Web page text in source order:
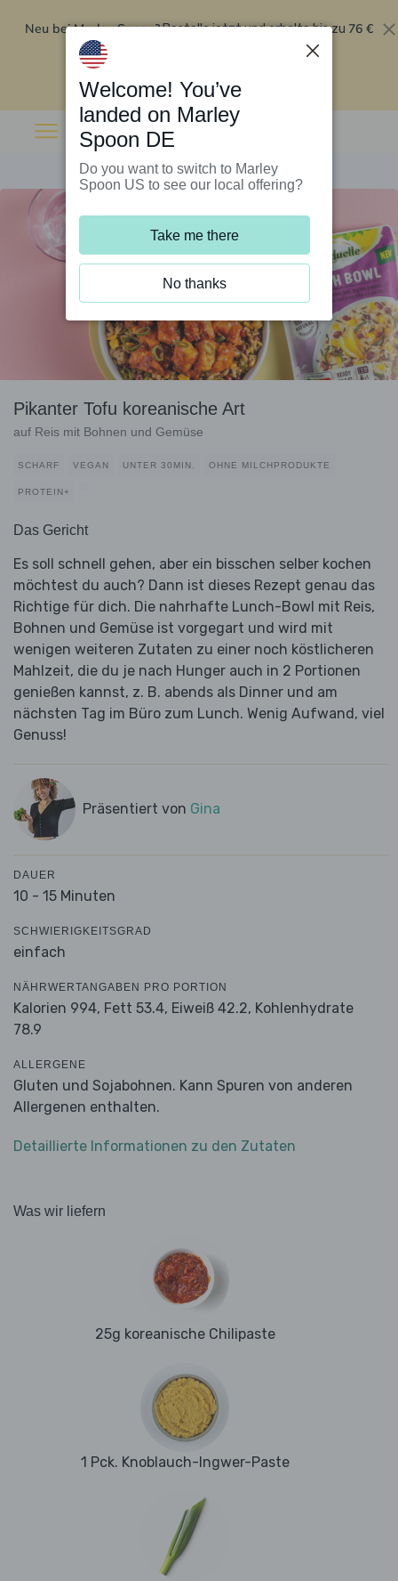
Neu bei Marley Spoon?Bestelle jetzt und erhalte bis zu 76 €
Rabatt auf deine ersten fünf Boxen
Pikanter Tofu koreanische Art
auf Reis mit Bohnen und Gemüse
SCHARF VEGAN UNTER 30MIN. OHNE MILCHPRODUKTE
PROTEIN+
Das Gericht
Es soll schnell gehen, aber ein bisschen selber kochen
möchtest du auch? Dann ist dieses Rezept genau das
Richtige für dich. Die nahrhafte Lunch-Bowl mit Reis,
Bohnen und Gemüse ist vorgegart und wird mit
wenigen weiteren Zutaten zu einer noch köstlicheren
Mahlzeit, die du je nach Hunger auch in 2 Portionen
genießen kannst, z. B. abends als Dinner und am
nächsten Tag im Büro zum Lunch. Wenig Aufwand, viel
Genuss!
Präsentiert von Gina
DAUER
10 - 15 Minuten
SCHWIERIGKEITSGRAD
einfach
NÄHRWERTANGABEN PRO PORTION
Kalorien 994, Fett 53.4, Eiweiß 42.2, Kohlenhydrate
78.9
ALLERGENE
Gluten und Sojabohnen. Kann Spuren von anderen
Allergenen enthalten.
Detaillierte Informationen zu den Zutaten
Was wir liefern
25g koreanische Chilipaste
1 Pck. Knoblauch-Ingwer-Paste
Welcome! You’ve
landed on Marley
Spoon DE
Do you want to switch to Marley
Spoon US to see our local offering?
Take me there
No thanks